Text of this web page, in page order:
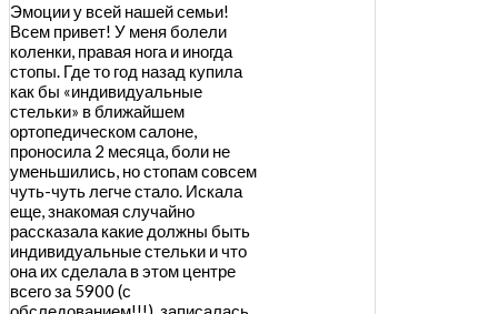
Эмоции у всей нашей семьи!
Всем привет! У меня болели
коленки, правая нога и иногда
стопы. Где то год назад купила
как бы «индивидуальные
стельки» в ближайшем
ортопедическом салоне,
проносила 2 месяца, боли не
уменьшились, но стопам совсем
чуть-чуть легче стало. Искала
еще, знакомая случайно
рассказала какие должны быть
индивидуальные стельки и что
она их сделала в этом центре
всего за 5900 (с